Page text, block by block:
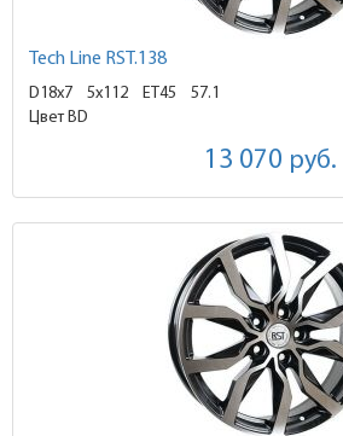
Tech Line RST.138
D18x7 5x112 ET45
57.1
Цвет BD
13 070 руб.